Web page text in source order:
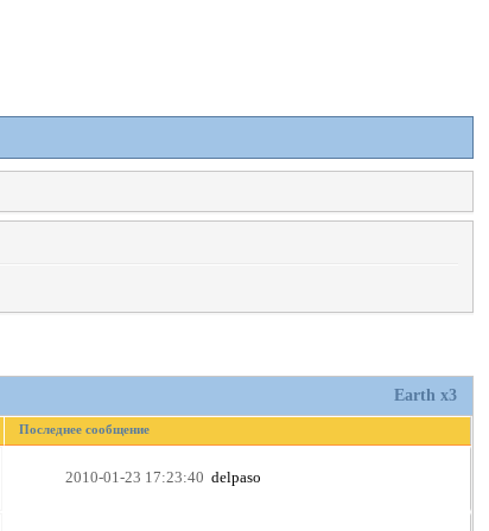
Earth x3
Последнее сообщение
2010-01-23 17:23:40 delpaso